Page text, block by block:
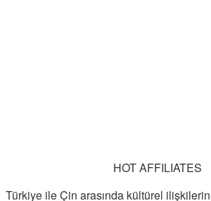
HOT AFFILIATES
Türkiye ile Çin arasında kültürel